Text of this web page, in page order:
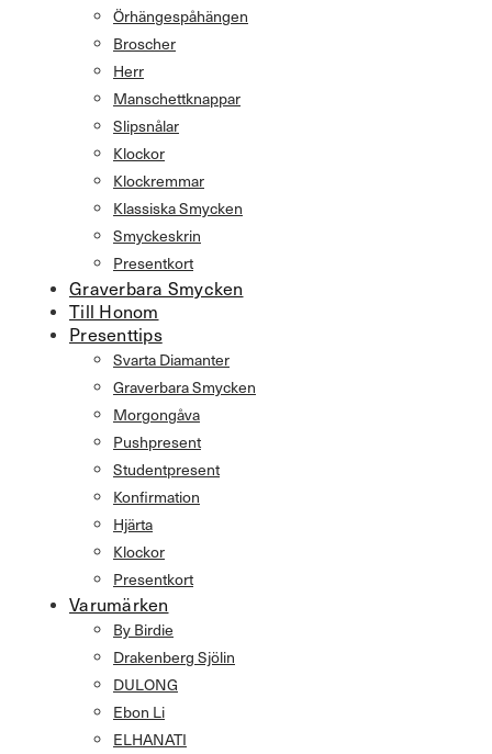
Örhängespåhängen
Broscher
Herr
Manschettknappar
Slipsnålar
Klockor
Klockremmar
Klassiska Smycken
Smyckeskrin
Presentkort
Graverbara Smycken
Till Honom
Presenttips
Svarta Diamanter
Graverbara Smycken
Morgongåva
Pushpresent
Studentpresent
Konfirmation
Hjärta
Klockor
Presentkort
Varumärken
By Birdie
Drakenberg Sjölin
DULONG
Ebon Li
ELHANATI